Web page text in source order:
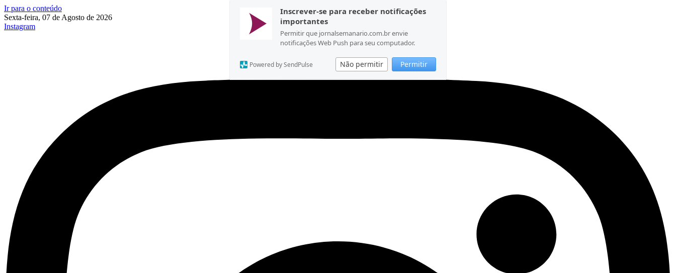
Inscrever-se para receber notificações
importantes
Permitir que jornalsemanario.com.br envie
notificações Web Push para seu computador.
Não permitir Permitir
Powered by SendPulse
Ir para o conteúdo
Sexta-feira, 07 de Agosto de 2026
Instagram